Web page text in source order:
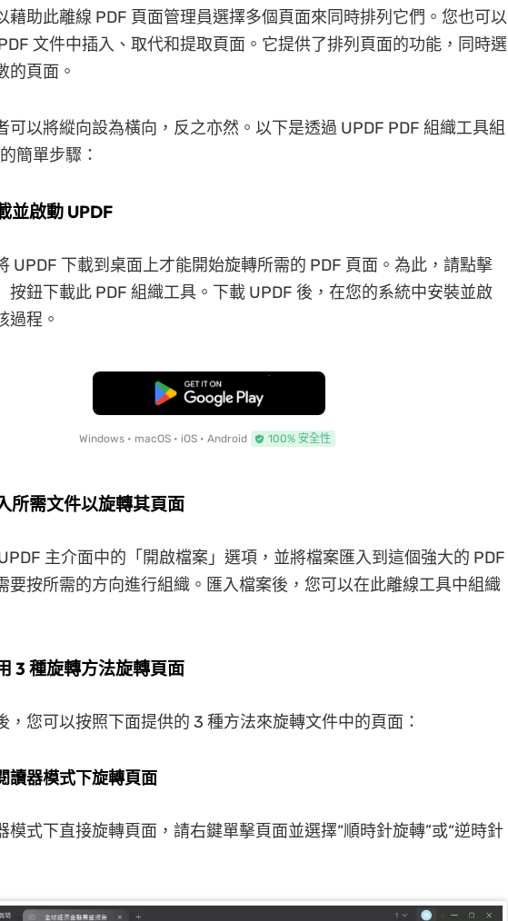
藉助此離線 PDF 頁面管理員選擇多個頁面來同時排列它們。您也可以
文件中插入、取代和提取頁面。它提供了排列頁面的功能，同時選
的頁面。
可以將縱向設為橫向，反之亦然。以下是透過 UPDF PDF 組織工具組
簡單步驟：
並啟動 UPDF
UPDF 下載到桌面上才能開始旋轉所需的 PDF 頁面。為此，請點擊
按鈕下載此 PDF 組織工具。下載 UPDF 後，在您的系統中安裝並啟
過程。
免費下載
Windows • macOS • iOS • Android 100% 安全性
所需文件以旋轉其頁面
主介面中的「開啟檔案」選項，並將檔案匯入到這個強大的 PDF
要按所需的方向進行組織。匯入檔案後，您可以在此離線工具中組織
3 種旋轉方法旋轉頁面
，您可以按照下面提供的 3 種方法來旋轉文件中的頁面：
讀器模式下旋轉頁面
模式下直接旋轉頁面，請右鍵單擊頁面並選擇“順時針旋轉”或“逆時針